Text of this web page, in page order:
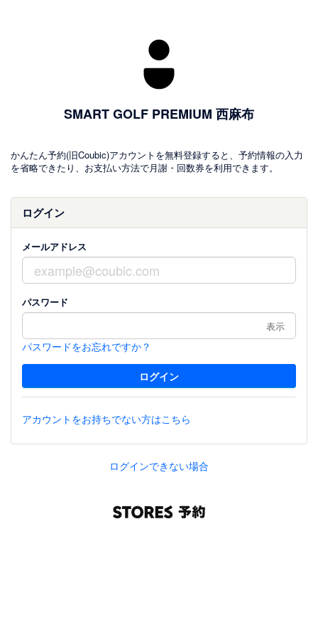
SMART GOLF PREMIUM 西麻布
かんたん予約(旧Coubic)アカウントを無料登録すると、予約情報の入力
を省略できたり、お支払い方法で月謝・回数券を利用できます。
ログイン
メールアドレス
パスワード
表示
パスワードをお忘れですか？
アカウントをお持ちでない方はこちら
ログインできない場合